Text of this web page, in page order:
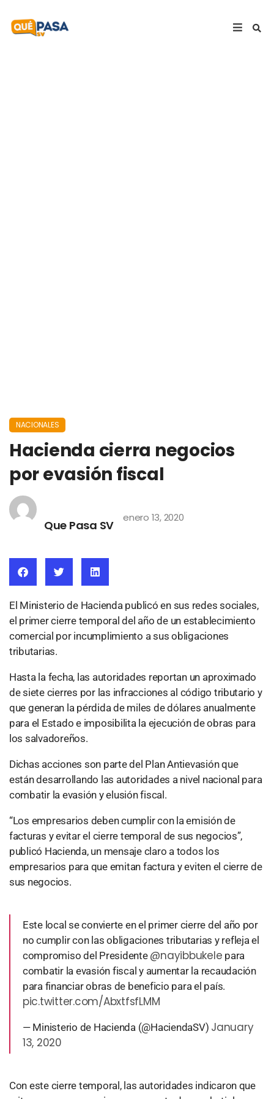
NACIONALES
Hacienda cierra negocios
por evasión fiscal
Que Pasa SV
enero 13, 2020
El Ministerio de Hacienda publicó en sus redes sociales,
el primer cierre temporal del año de un establecimiento
comercial por incumplimiento a sus obligaciones
tributarias.
Hasta la fecha, las autoridades reportan un aproximado
de siete cierres por las infracciones al código tributario y
que generan la pérdida de miles de dólares anualmente
para el Estado e imposibilita la ejecución de obras para
los salvadoreños.
Dichas acciones son parte del Plan Antievasión que
están desarrollando las autoridades a nivel nacional para
combatir la evasión y elusión fiscal.
“Los empresarios deben cumplir con la emisión de
facturas y evitar el cierre temporal de sus negocios”,
publicó Hacienda, un mensaje claro a todos los
empresarios para que emitan factura y eviten el cierre de
sus negocios.
Este local se convierte en el primer cierre del año por
no cumplir con las obligaciones tributarias y refleja el
compromiso del Presidente @nayibbukele para
combatir la evasión fiscal y aumentar la recaudación
para financiar obras de beneficio para el país.
pic.twitter.com/AbxtfsfLMM
— Ministerio de Hacienda (@HaciendaSV) January
13, 2020
Con este cierre temporal, las autoridades indicaron que